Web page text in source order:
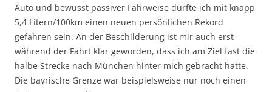
Auto und bewusst passiver Fahrweise dürfte ich mit knapp
5,4 Litern/100km einen neuen persönlichen Rekord
gefahren sein. An der Beschilderung ist mir auch erst
während der Fahrt klar geworden, dass ich am Ziel fast die
halbe Strecke nach München hinter mich gebracht hatte.
Die bayrische Grenze war beispielsweise nur noch einen